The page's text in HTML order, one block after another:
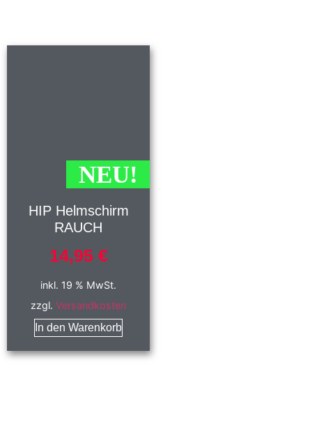
NEU!
HIP Helmschirm
RAUCH
14,95 €
inkl. 19 % MwSt.
zzgl.Versandkosten
In den Warenkorb